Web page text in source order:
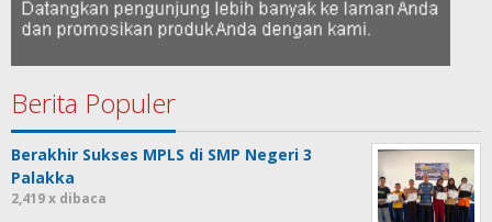
Berita Populer
Berakhir Sukses MPLS di SMP Negeri 3
Palakka
2,419 x dibaca